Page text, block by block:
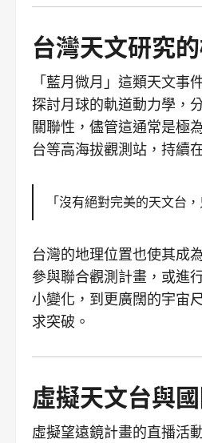
台灣天文研究
「藍月微月」這類天文
探討月球的軌道動力學，
關聯性，儘管這通常是極
台等高海拔觀測站，持續
「沒有絕對完美的天文台
台灣的地理位置也使其成
參與聯合觀測計畫，或進
小變化，到更廣闊的宇宙
求突破。
虛擬天文台與
虛擬望遠鏡計畫的直播活